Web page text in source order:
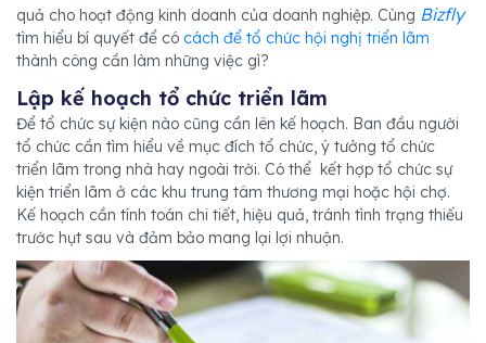
quả cho hoạt động kinh doanh của doanh nghiệp. Cùng Bizfly
tìm hiểu bí quyết để có cách để tổ chức hội nghị triển lãm
thành công cần làm những việc gì?
Lập kế hoạch tổ chức triển lãm
Để tổ chức sự kiện nào cũng cần lên kế hoạch. Ban đầu người
tổ chức cần tìm hiểu về mục đích tổ chức, ý tưởng tổ chức
triển lãm trong nhà hay ngoài trời. Có thể kết hợp tổ chức sự
kiện triển lãm ở các khu trung tâm thương mại hoặc hội chợ.
Kế hoạch cần tính toán chi tiết, hiệu quả, tránh tình trạng thiếu
trước hụt sau và đảm bảo mang lại lợi nhuận.